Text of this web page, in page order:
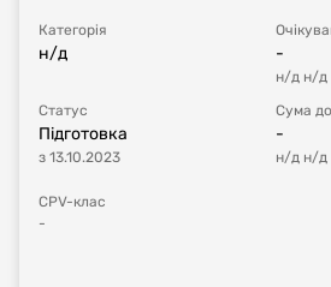
Категорія
н/д -
н/д н/д
Статус
Підготовка
з 13.10.2023
Сума
-
н/д н/д
CPV-клас
-